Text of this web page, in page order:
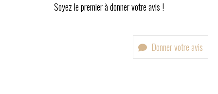
Soyez le premier à donner votre avis !
Donner votre avis